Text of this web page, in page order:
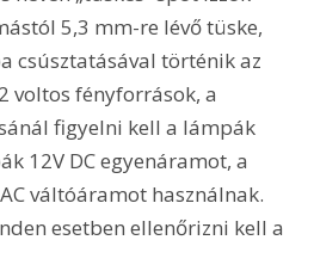
5,3 mm-re lévő tüske,
csúsztatásával történik az
voltos fényforrások, a
figyelni kell a lámpák
12V DC egyenáramot, a
váltóáramot használnak.
esetben ellenőrizni kell a